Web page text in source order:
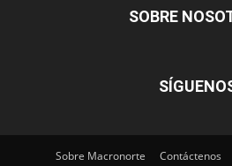
SOBRE
Sobre Macronorte Contáctenos